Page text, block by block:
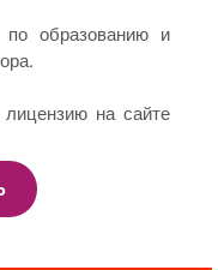
образованию и
на сайте